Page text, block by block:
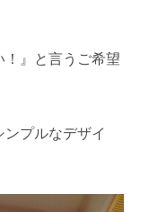
』と言うご希望
プルなデザイ